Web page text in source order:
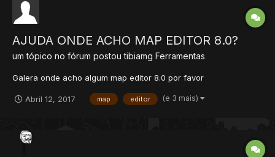
AJUDA ONDE ACHO MAP EDITOR 8.0?
um tópico no fórum postoutibiamg Ferramentas
Galera onde acho algum map editor 8.0 por favor
Abril 12, 2017 map editor (e 3 mais)